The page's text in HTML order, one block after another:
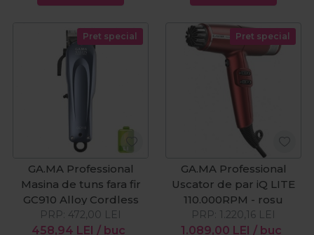
Pret special
GA.MA Professional
Masina de tuns fara fir
GC910 Alloy Cordless
458,94 LEI / buc
PRP: 472,00 LEI
Pret special
GA.MA Professional
Uscator de par iQ LITE
110.000RPM - rosu
1.089,00 LEI / buc
PRP: 1.220,16 LEI